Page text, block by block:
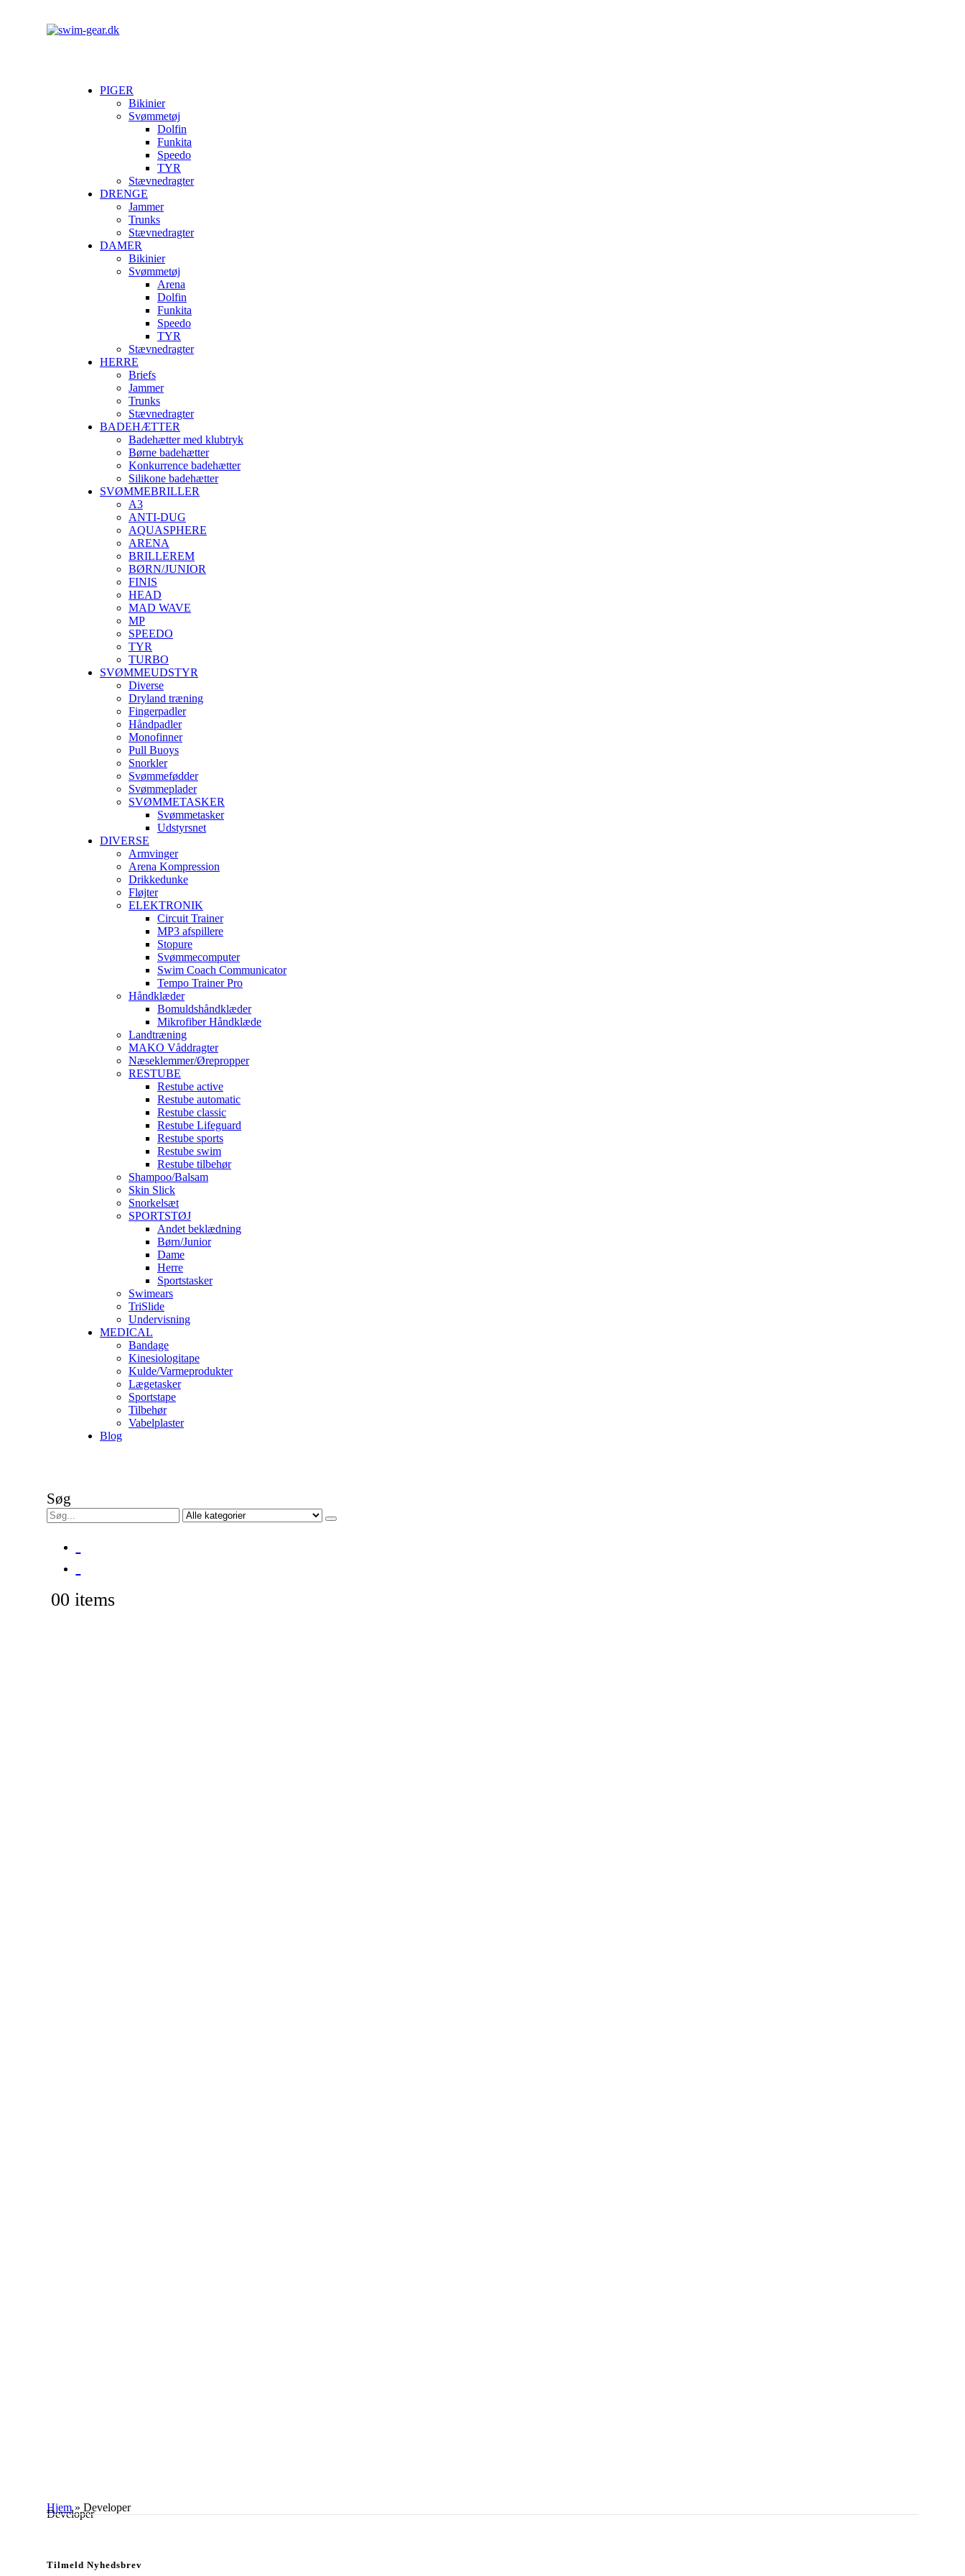
PIGER
Bikinier
Svømmetøj
Dolfin
Funkita
Speedo
TYR
Stævnedragter
DRENGE
Jammer
Trunks
Stævnedragter
DAMER
Bikinier
Svømmetøj
Arena
Dolfin
Funkita
Speedo
TYR
Stævnedragter
HERRE
Briefs
Jammer
Trunks
Stævnedragter
BADEHÆTTER
Badehætter med klubtryk
Børne badehætter
Konkurrence badehætter
Silikone badehætter
SVØMMEBRILLER
A3
ANTI-DUG
AQUASPHERE
ARENA
BRILLEREM
BØRN/JUNIOR
FINIS
HEAD
MAD WAVE
MP
SPEEDO
TYR
TURBO
SVØMMEUDSTYR
Diverse
Dryland træning
Fingerpadler
Håndpadler
Monofinner
Pull Buoys
Snorkler
Svømmefødder
Svømmeplader
SVØMMETASKER
Svømmetasker
Udstyrsnet
DIVERSE
Armvinger
Arena Kompression
Drikkedunke
Fløjter
ELEKTRONIK
Circuit Trainer
MP3 afspillere
Stopure
Svømmecomputer
Swim Coach Communicator
Tempo Trainer Pro
Håndklæder
Bomuldshåndklæder
Mikrofiber Håndklæde
Landtræning
MAKO Våddragter
Næseklemmer/Ørepropper
RESTUBE
Restube active
Restube automatic
Restube classic
Restube Lifeguard
Restube sports
Restube swim
Restube tilbehør
Shampoo/Balsam
Skin Slick
Snorkelsæt
SPORTSTØJ
Andet beklædning
Børn/Junior
Dame
Herre
Sportstasker
Swimears
TriSlide
Undervisning
MEDICAL
Bandage
Kinesiologitape
Kulde/Varmeprodukter
Lægetasker
Sportstape
Tilbehør
Vabelplaster
Blog
Søg
00 items
Hjem»Developer
Developer
Tilmeld Nyhedsbrev